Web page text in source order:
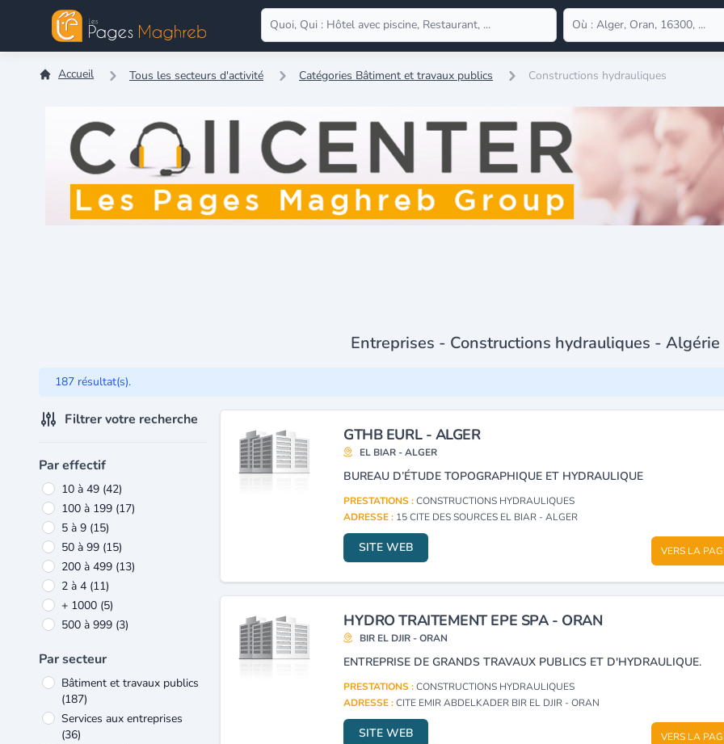
Accueil Tous les secteurs d'activité Catégories Bâtiment et travaux publics Constructions hydrauliques
Entreprises - Constructions hydrauliques - Algérie
187 résultat(s).
Filtrer votre recherche
Par effectif
10 à 49 (42)
100 à 199 (17)
5 à 9 (15)
50 à 99 (15)
200 à 499 (13)
2 à 4 (11)
+ 1000 (5)
500 à 999 (3)
Par secteur
Bâtiment et travaux publics
(187)
Services aux entreprises
(36)
GTHB EURL - ALGER
EL BIAR - ALGER
BUREAU D’ÉTUDE TOPOGRAPHIQUE ET HYDRAULIQUE
PRESTATIONS :CONSTRUCTIONS HYDRAULIQUES
ADRESSE : 15 CITE DES SOURCES EL BIAR - ALGER
SITE WEB VERS LA
HYDRO TRAITEMENT EPE SPA - ORAN
BIR EL DJIR - ORAN
ENTREPRISE DE GRANDS TRAVAUX PUBLICS ET D'HYDRAULIQUE.
PRESTATIONS :CONSTRUCTIONS HYDRAULIQUES
ADRESSE :CITE EMIR ABDELKADER BIR EL DJIR - ORAN
SITE WEB VERS LA